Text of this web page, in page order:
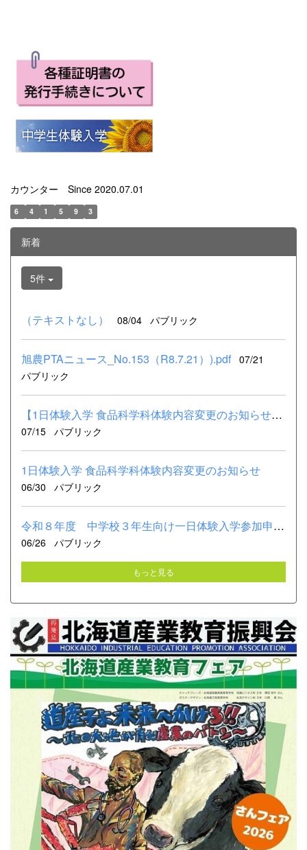
カウンター Since 2020.07.01
6 4 1 5 9 3
新着
5件
（テキストなし） 08/04 パブリック
旭農PTAニュース_No.153（R8.7.21）).pdf 07/21
パブリック
【1日体験入学 食品科学科体験内容変更のお知らせ】 食品科学科...
07/15 パブリック
1日体験入学 食品科学科体験内容変更のお知らせ
06/30 パブリック
令和８年度 中学校３年生向け一日体験入学参加申込書.xlsx
06/26 パブリック
もっと見る